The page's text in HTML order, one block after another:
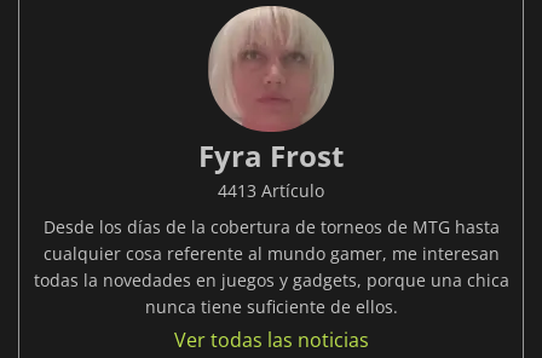
Fyra Frost
4413 Artículo
Desde los días de la cobertura de torneos de MTG hasta
cualquier cosa referente al mundo gamer, me interesan
todas la novedades en juegos y gadgets, porque una chica
nunca tiene suficiente de ellos.
Ver todas las noticias